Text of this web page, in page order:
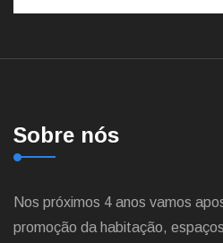
Sobre nós
Nos próximos 4 anos vamos
promoção da habitação,